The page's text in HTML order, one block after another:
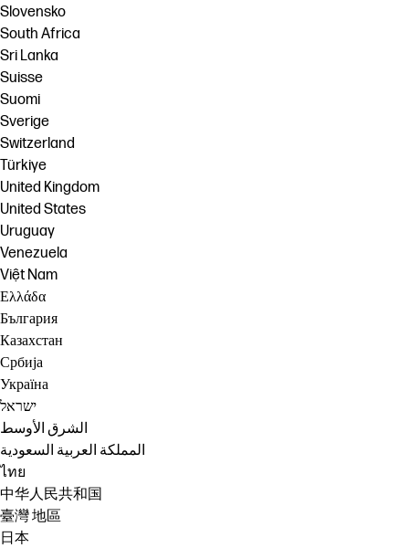
Slovensko
South Africa
Sri Lanka
Suisse
Suomi
Sverige
Switzerland
Türkiye
United Kingdom
United States
Uruguay
Venezuela
Việt Nam
Ελλάδα
България
Казахстан
Србија
Україна
ישראל
الشرق الأوسط
المملكة العربية السعودية
ไทย
中华人民共和国
臺灣 地區
日本